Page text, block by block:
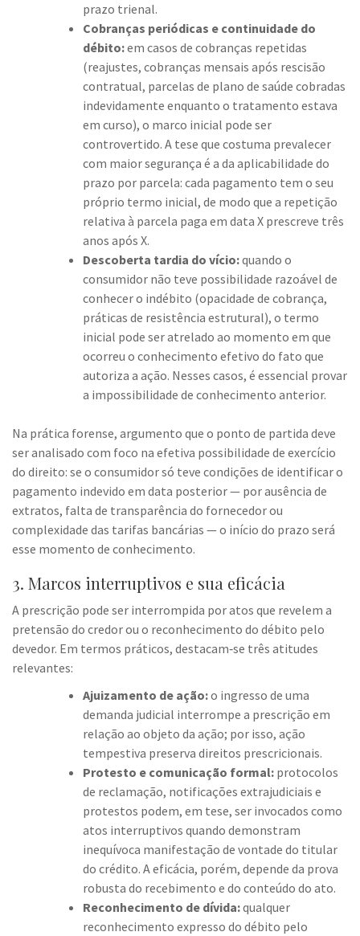
prazo trienal.
Cobranças periódicas e continuidade do
débito:em casos de cobranças repetidas
(reajustes, cobranças mensais após rescisão
contratual, parcelas de plano de saúde cobradas
indevidamente enquanto o tratamento estava
em curso), o marco inicial pode ser
controvertido. A tese que costuma prevalecer
com maior segurança é a da aplicabilidade do
prazo por parcela: cada pagamento tem o seu
próprio termo inicial, de modo que a repetição
relativa à parcela paga em data X prescreve três
anos após X.
Descoberta tardia do vício:quando o
consumidor não teve possibilidade razoável de
conhecer o indébito (opacidade de cobrança,
práticas de resistência estrutural), o termo
inicial pode ser atrelado ao momento em que
ocorreu o conhecimento efetivo do fato que
autoriza a ação. Nesses casos, é essencial provar
a impossibilidade de conhecimento anterior.
Na prática forense, argumento que o ponto de partida deve
ser analisado com foco na efetiva possibilidade de exercício
do direito: se o consumidor só teve condições de identificar o
pagamento indevido em data posterior — por ausência de
extratos, falta de transparência do fornecedor ou
complexidade das tarifas bancárias — o início do prazo será
esse momento de conhecimento.
3. Marcos interruptivos e sua eficácia
A prescrição pode ser interrompida por atos que revelem a
pretensão do credor ou o reconhecimento do débito pelo
devedor. Em termos práticos, destacam‑se três atitudes
relevantes:
Ajuizamento de ação:o ingresso de uma
demanda judicial interrompe a prescrição em
relação ao objeto da ação; por isso, ação
tempestiva preserva direitos prescricionais.
Protesto e comunicação formal: protocolos
de reclamação, notificações extrajudiciais e
protestos podem, em tese, ser invocados como
atos interruptivos quando demonstram
inequívoca manifestação de vontade do titular
do crédito. A eficácia, porém, depende da prova
robusta do recebimento e do conteúdo do ato.
Reconhecimento de dívida:qualquer
reconhecimento expresso do débito pelo